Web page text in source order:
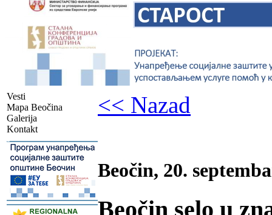
Vesti
Mapa Beočina
Galerija
Kontakt
-
-
<< Nazad
Beočin, 20.
Beočin selo u